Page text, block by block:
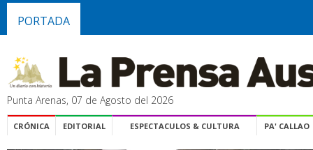
PORTADA
Punta Arenas, 07 de Agosto del 2026
CRÓNICA EDITORIAL ESPECTACULOS & CULTURA PA' CALLAO